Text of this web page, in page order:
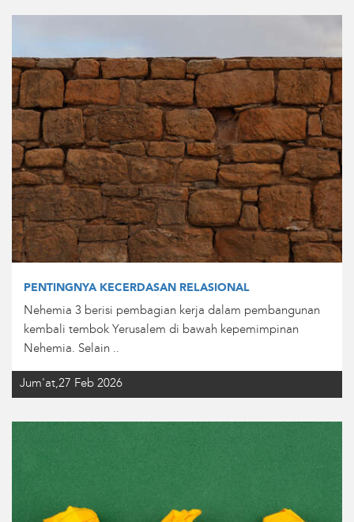
PENTINGNYA KECERDASAN RELASIONAL
Nehemia 3 berisi pembagian kerja dalam pembangunan
kembali tembok Yerusalem di bawah kepemimpinan
Nehemia. Selain ..
Jum'at,27 Feb 2026